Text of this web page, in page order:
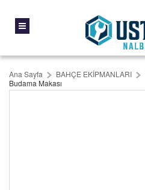
Ana Sayfa BAHÇE EKİPMANLARI
Budama Makası